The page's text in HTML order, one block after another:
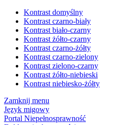
Kontrast domyślny
Kontrast czarno-biały
Kontrast biało-czarny
Kontrast żółto-czarny
Kontrast czarno-żółty
Kontrast czarno-zielony
Kontrast zielono-czarny
Kontrast żółto-niebieski
Kontrast niebiesko-żółty
Zamknij menu
Język migowy
Portal Niepełnosprawność